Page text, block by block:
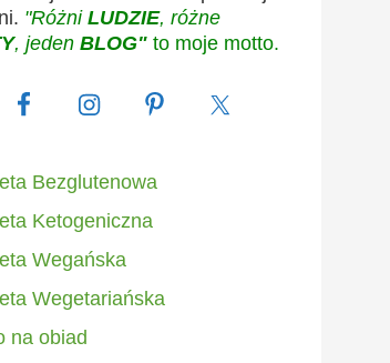
"Różni LUDZIE, różne
, jeden BLOG" to moje motto.
Bezglutenowa
Ketogeniczna
Wegańska
Wegetariańska
na obiad